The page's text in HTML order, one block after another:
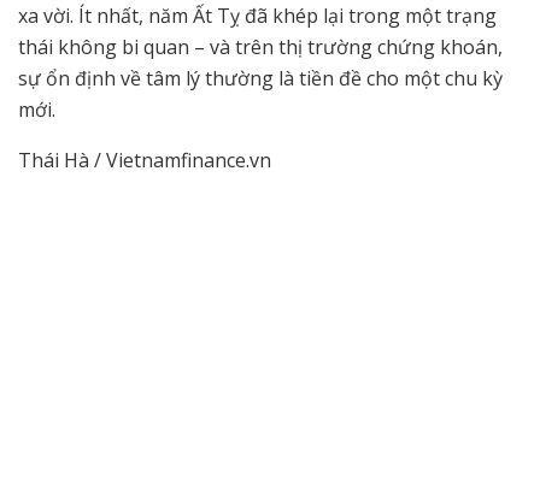
xa vời. Ít nhất, năm Ất Tỵ đã khép lại trong một trạng
thái không bi quan – và trên thị trường chứng khoán,
sự ổn định về tâm lý thường là tiền đề cho một chu kỳ
mới.
Thái Hà / Vietnamfinance.vn